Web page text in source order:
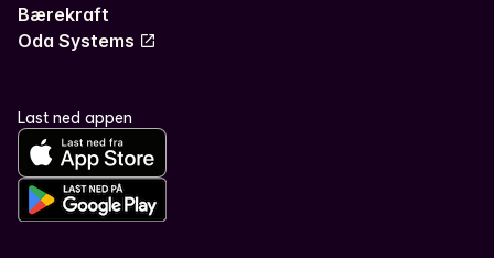
Bærekraft
Oda Systems
Last ned appen